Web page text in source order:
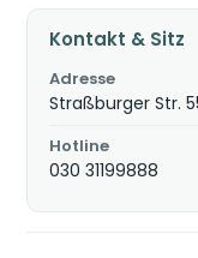
Kontakt & Sitz
Adresse
Straßburger Str.
Hotline
030 31199888